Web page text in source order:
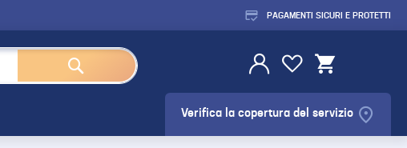
PAGAMENTI SICURI E PROTETTI
mio
Account
La
mia
lista
desideri
Salta
contenuto
Verifica la copertura del servizio